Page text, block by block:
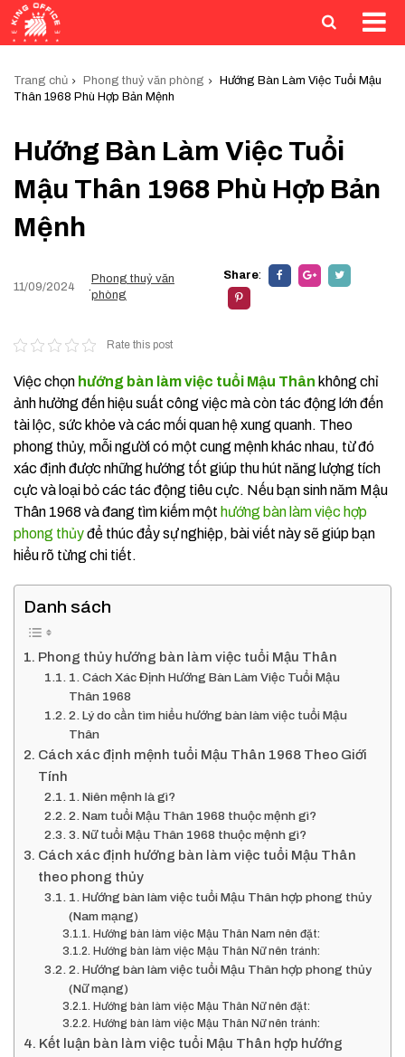
Trang chủ Phong thuỷ văn phòng
Hướng Bàn Làm Việc Tuổi Mậu
Thân 1968 Phù Hợp Bản Mệnh
Hướng Bàn Làm Việc Tuổi
Mậu Thân 1968 Phù Hợp Bản
Mệnh
11/09/2024 .
Phong thuỷ văn
phòng
Share:
Rate this post
Việc chọn hướng bàn làm việc tuổi Mậu Thân không chỉ
ảnh hưởng đến hiệu suất công việc mà còn tác động lớn đến
tài lộc, sức khỏe và các mối quan hệ xung quanh. Theo
phong thủy, mỗi người có một cung mệnh khác nhau, từ đó
xác định được những hướng tốt giúp thu hút năng lượng tích
cực và loại bỏ các tác động tiêu cực. Nếu bạn sinh năm Mậu
Thân 1968 và đang tìm kiếm một hướng bàn làm việc hợp
phong thủyđể thúc đẩy sự nghiệp, bài viết này sẽ giúp bạn
hiểu rõ từng chi tiết.
Danh sách
Phong thủy hướng bàn làm việc tuổi Mậu Thân
1. Cách Xác Định Hướng Bàn Làm Việc Tuổi Mậu
Thân 1968
2. Lý do cần tìm hiểu hướng bàn làm việc tuổi Mậu
Thân
Cách xác định mệnh tuổi Mậu Thân 1968 Theo Giới
Tính
1. Niên mệnh là gì?
2. Nam tuổi Mậu Thân 1968 thuộc mệnh gì?
3. Nữ tuổi Mậu Thân 1968 thuộc mệnh gì?
Cách xác định hướng bàn làm việc tuổi Mậu Thân
theo phong thủy
1. Hướng bàn làm việc tuổi Mậu Thân hợp phong thủy
(Nam mạng)
Hướng bàn làm việc Mậu Thân Nam nên đặt:
Hướng bàn làm việc Mậu Thân Nữ nên tránh:
2. Hướng bàn làm việc tuổi Mậu Thân hợp phong thủy
(Nữ mạng)
Hướng bàn làm việc Mậu Thân Nữ nên đặt:
Hướng bàn làm việc Mậu Thân Nữ nên tránh:
Kết luận bàn làm việc tuổi Mậu Thân hợp hướng